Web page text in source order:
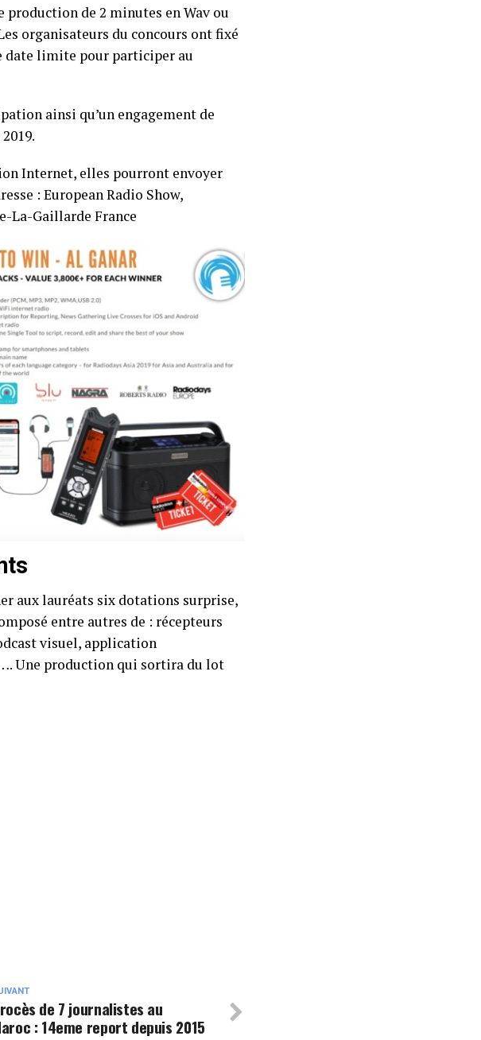
de 2 minutes en Wav ou
organisateurs du concours ont fixé
date limite pour participer au
ainsi qu’un engagement de
Internet, elles pourront envoyer
: European Radio Show,
La-Gaillarde France
aux lauréats six dotations surprise,
entre autres de : récepteurs
visuel, application
Une production qui sortira du lot
de 7 journalistes au
: 14eme report depuis 2015